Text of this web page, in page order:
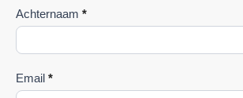
Achternaam *
Email *